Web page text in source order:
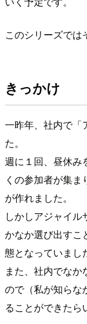
このシリーズでは
きっかけ
一昨年、社内で「
た。
週に１回、昼休み
くの参加者が集
が作れました。
しかしアジャイ
かなか選び出すこ
態となっていまし
また、社内でな
ので（私が知らな
ることができたら